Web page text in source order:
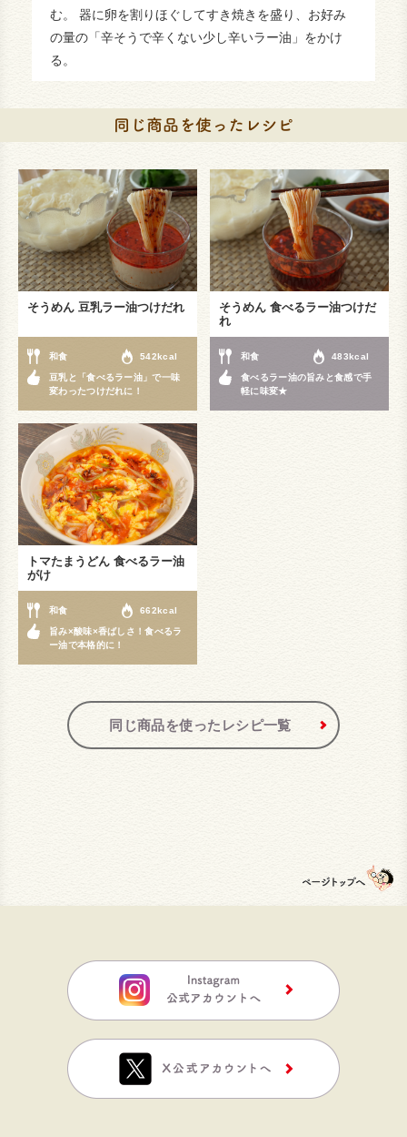
む。 器に卵を割りほぐしてすき焼きを盛り、お好み
の量の「辛そうで辛くない少し辛いラー油」をかけ
る。
そうめん 豆乳ラー油つけだれ
和食 542kcal
豆乳と「食べるラー油」で一味
変わったつけだれに！
そうめん 食べるラー油つけだ
れ
和食 483kcal
食べるラー油の旨みと食感で手
軽に味変★
トマたまうどん 食べるラー油
がけ
和食 662kcal
旨み×酸味×香ばしさ！食べるラ
ー油で本格的に！
同じ商品を使ったレシピ一覧